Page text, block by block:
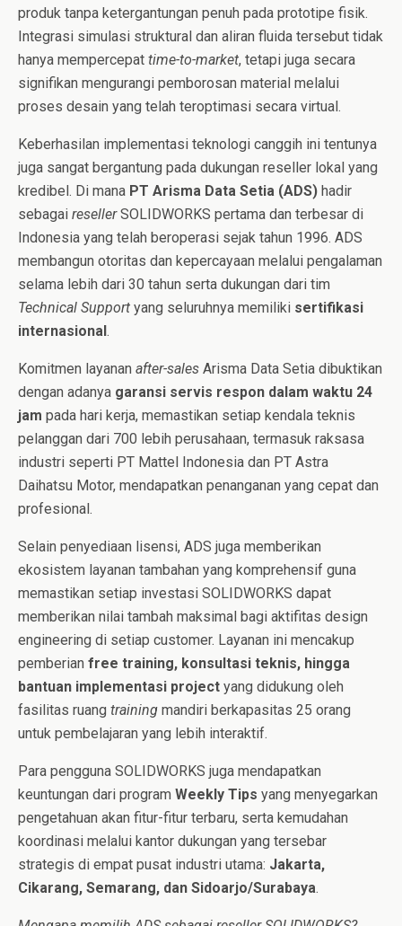
produk tanpa ketergantungan penuh pada prototipe fisik.
Integrasi simulasi struktural dan aliran fluida tersebut tidak
hanya mempercepat time-to-market, tetapi juga secara
signifikan mengurangi pemborosan material melalui
proses desain yang telah teroptimasi secara virtual.
Keberhasilan implementasi teknologi canggih ini tentunya
juga sangat bergantung pada dukungan reseller lokal yang
kredibel. Di mana PT Arisma Data Setia (ADS) hadir
sebagai resellerSOLIDWORKS pertama dan terbesar di
Indonesia yang telah beroperasi sejak tahun 1996. ADS
membangun otoritas dan kepercayaan melalui pengalaman
selama lebih dari 30 tahun serta dukungan dari tim
Technical Support yang seluruhnya memiliki sertifikasi
internasional .
Komitmen layanan after-sales Arisma Data Setia dibuktikan
dengan adanya garansi servis respon dalam waktu 24
jam pada hari kerja, memastikan setiap kendala teknis
pelanggan dari 700 lebih perusahaan, termasuk raksasa
industri seperti PT Mattel Indonesia dan PT Astra
Daihatsu Motor, mendapatkan penanganan yang cepat dan
profesional.
Selain penyediaan lisensi, ADS juga memberikan
ekosistem layanan tambahan yang komprehensif guna
memastikan setiap investasi SOLIDWORKS dapat
memberikan nilai tambah maksimal bagi aktifitas design
engineering di setiap customer. Layanan ini mencakup
pemberian free training, konsultasi teknis, hingga
bantuan implementasi project yang didukung oleh
fasilitas ruang training mandiri berkapasitas 25 orang
untuk pembelajaran yang lebih interaktif.
Para pengguna SOLIDWORKS juga mendapatkan
keuntungan dari program Weekly Tips yang menyegarkan
pengetahuan akan fitur-fitur terbaru, serta kemudahan
koordinasi melalui kantor dukungan yang tersebar
strategis di empat pusat industri utama: Jakarta,
Cikarang, Semarang, dan Sidoarjo/Surabaya.